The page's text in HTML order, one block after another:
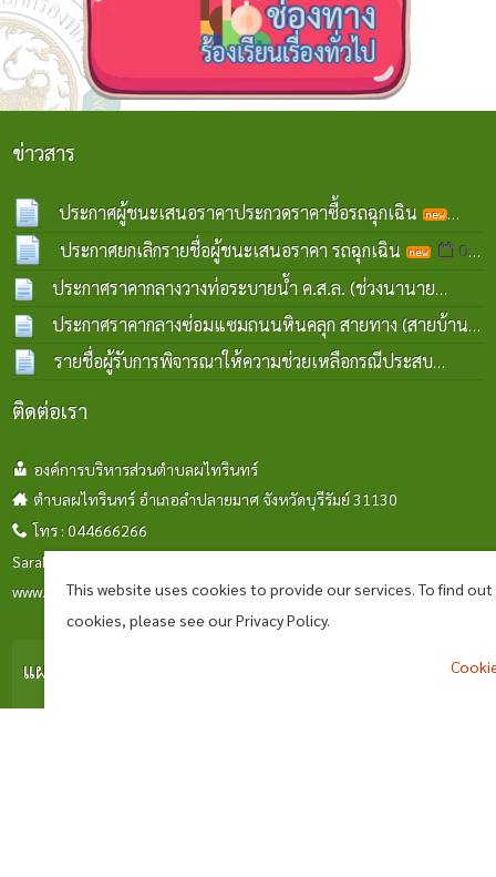
ข่าวสาร
ประกาศผู้ชนะเสนอราคาประกวดราคาซื้อรถฉุกเฉิน
07 ส.ค. 2569
ประกาศยกเลิกรายชื่อผู้ชนะเสนอราคา รถฉุกเฉิน
07
ส.ค. 2569
ประกาศราคากลางวางท่อระบายน้ำ ค.ส.ล. (ช่วงนานาย
ทองคำ เงินวิเศษ) บ้านโคกงิ้ว หมู่ที่ 11
05 ส.ค. 2569
ประกาศราคากลางซ่อมแซมถนนหินคลุก สายทาง (สายบ้าน
โคกตาเงิน-บ้านแสนสุข) ช่วงบ้านโคกตาเงิน หมู่ที่ ๑๔
รายชื่อผู้รับการพิจารณาให้ความช่วยเหลือกรณีประสบ
ติดต่อเรา
องค์การบริหารส่วนตำบลผไทรินทร์
ตำบลผไทรินทร์ อำเภอลำปลายมาศ จังหวัดบุรีรัมย์ 31130
โทร : 044666266
Saraban_06311009@dla.go.th
www.phathairin.go.th
แผนที่
This website uses cookies to provide our services. To find
cookies, please see our Privacy Policy.